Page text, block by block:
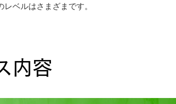
ベルはさまざまです。
内容